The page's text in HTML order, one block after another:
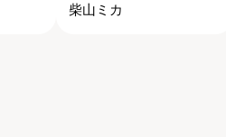
柴山ミカ